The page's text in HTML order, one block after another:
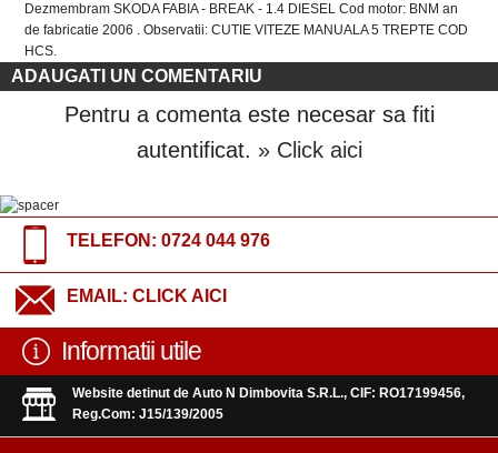
Dezmembram SKODA FABIA - BREAK - 1.4 DIESEL Cod motor: BNM an
de fabricatie 2006 . Observatii: CUTIE VITEZE MANUALA 5 TREPTE COD
HCS.
ADAUGATI UN COMENTARIU
Pentru a comenta este necesar sa fiti
autentificat. » Click aici
TELEFON: 0724 044 976
EMAIL: CLICK AICI
Informatii utile
Website detinut de Auto N Dimbovita S.R.L., CIF: RO17199456,
Reg.Com: J15/139/2005